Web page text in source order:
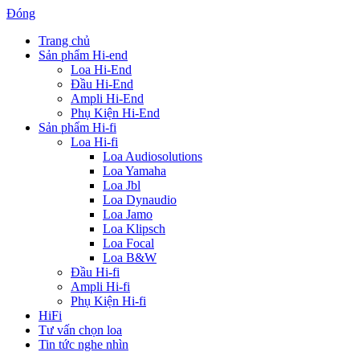
Đóng
Trang chủ
Sản phẩm Hi-end
Loa Hi-End
Đầu Hi-End
Ampli Hi-End
Phụ Kiện Hi-End
Sản phẩm Hi-fi
Loa Hi-fi
Loa Audiosolutions
Loa Yamaha
Loa Jbl
Loa Dynaudio
Loa Jamo
Loa Klipsch
Loa Focal
Loa B&W
Đầu Hi-fi
Ampli Hi-fi
Phụ Kiện Hi-fi
HiFi
Tư vấn chọn loa
Tin tức nghe nhìn